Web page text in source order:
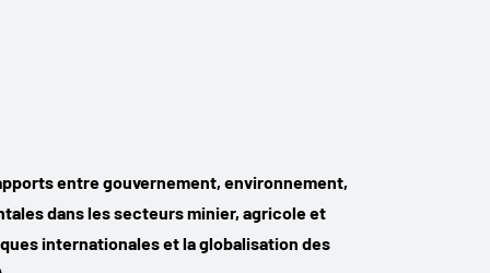
entre gouvernement, environnement,
dans les secteurs minier, agricole et
internationales et la globalisation des